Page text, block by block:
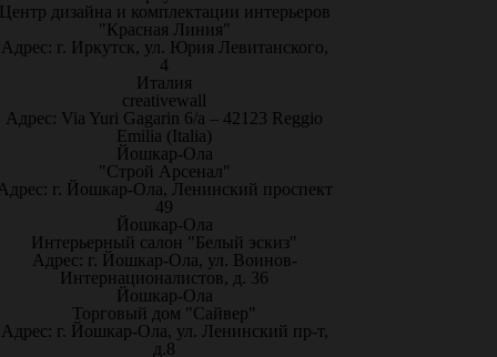
дизайна и комплектации интерьеров
"Красная Линия"
Адрес: г. Иркутск, ул. Юрия Левитанского,
4
Италия
creativewall
Адрес: Via Yuri Gagarin 6/a – 42123 Reggio
Emilia (Italia)
Йошкар-Ола
"Строй Арсенал"
г. Йошкар-Ола, Ленинский проспект
49
Йошкар-Ола
Интерьерный салон "Белый эскиз"
Адрес: г. Йошкар-Ола, ул. Воинов-
Интернационалистов, д. 36
Йошкар-Ола
Торговый дом "Сайвер"
Адрес: г. Йошкар-Ола, ул. Ленинский пр-т,
д.8